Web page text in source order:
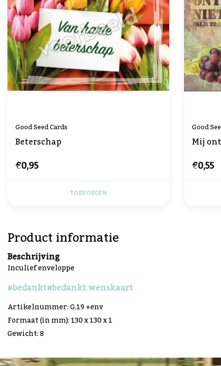
Good Seed Cards
Beterschap
€0,95
TOEVOEGEN
Good
Mij
€0,55
Product informatie
Beschrijving
Inculief enveloppe
#bedankt#bedankt wenskaart
Artikelnummer: G.19 +env
Formaat (in mm): 130 x 130 x 1
Gewicht: 8